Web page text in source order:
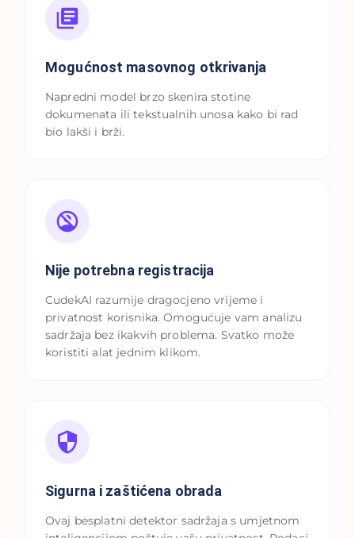
Mogućnost masovnog otkrivanja
Napredni model brzo skenira stotine
dokumenata ili tekstualnih unosa kako bi rad
bio lakši i brži.
Nije potrebna registracija
CudekAI razumije dragocjeno vrijeme i
privatnost korisnika. Omogućuje vam analizu
sadržaja bez ikakvih problema. Svatko može
koristiti alat jednim klikom.
Sigurna i zaštićena obrada
Ovaj besplatni detektor sadržaja s umjetnom